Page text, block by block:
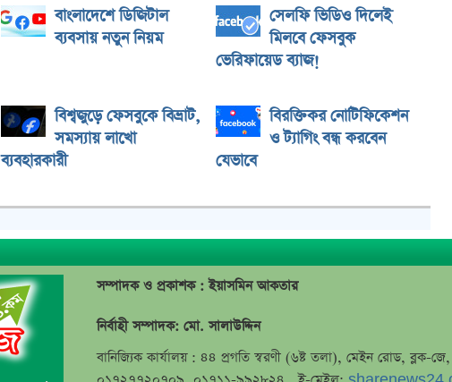
বাংলাদেশে ডিজিটাল
ব্যবসায় নতুন নিয়ম
সেলফি ভিডিও দিলেই
মিলবে ফেসবুক
ভেরিফায়েড ব্যাজ!
বিশ্বজুড়ে ফেসবুকে বিভ্রাট,
সমস্যায় লাখো
ব্যবহারকারী
বিরক্তিকর নোটিফিকেশন
ও ট্যাগিং বন্ধ করবেন
যেভাবে
সম্পাদক ও প্রকাশক : ইয়াসমিন আকতার
নির্বাহী সম্পাদক: মো. সালাউদ্দিন
বানিজ্যিক কার্যালয় : ৪৪ প্রগতি স্বরণী (৬ষ্ট তলা), মেইন রোড, ব্লক-